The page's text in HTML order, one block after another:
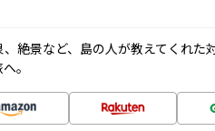
絶景など、島の人が教えてくれた
。